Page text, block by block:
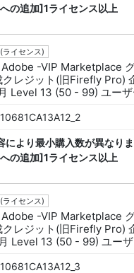
の追加]1ライセンス以上
ライセンス)
Adobe -VIP Marketplace
レジット(旧Firefly Pro)
Level 13 (50 - 99) ユー
により最小購入数が異なり
の追加]1ライセンス以上
ライセンス)
Adobe -VIP Marketplace
レジット(旧Firefly Pro)
Level 13 (50 - 99) ユー